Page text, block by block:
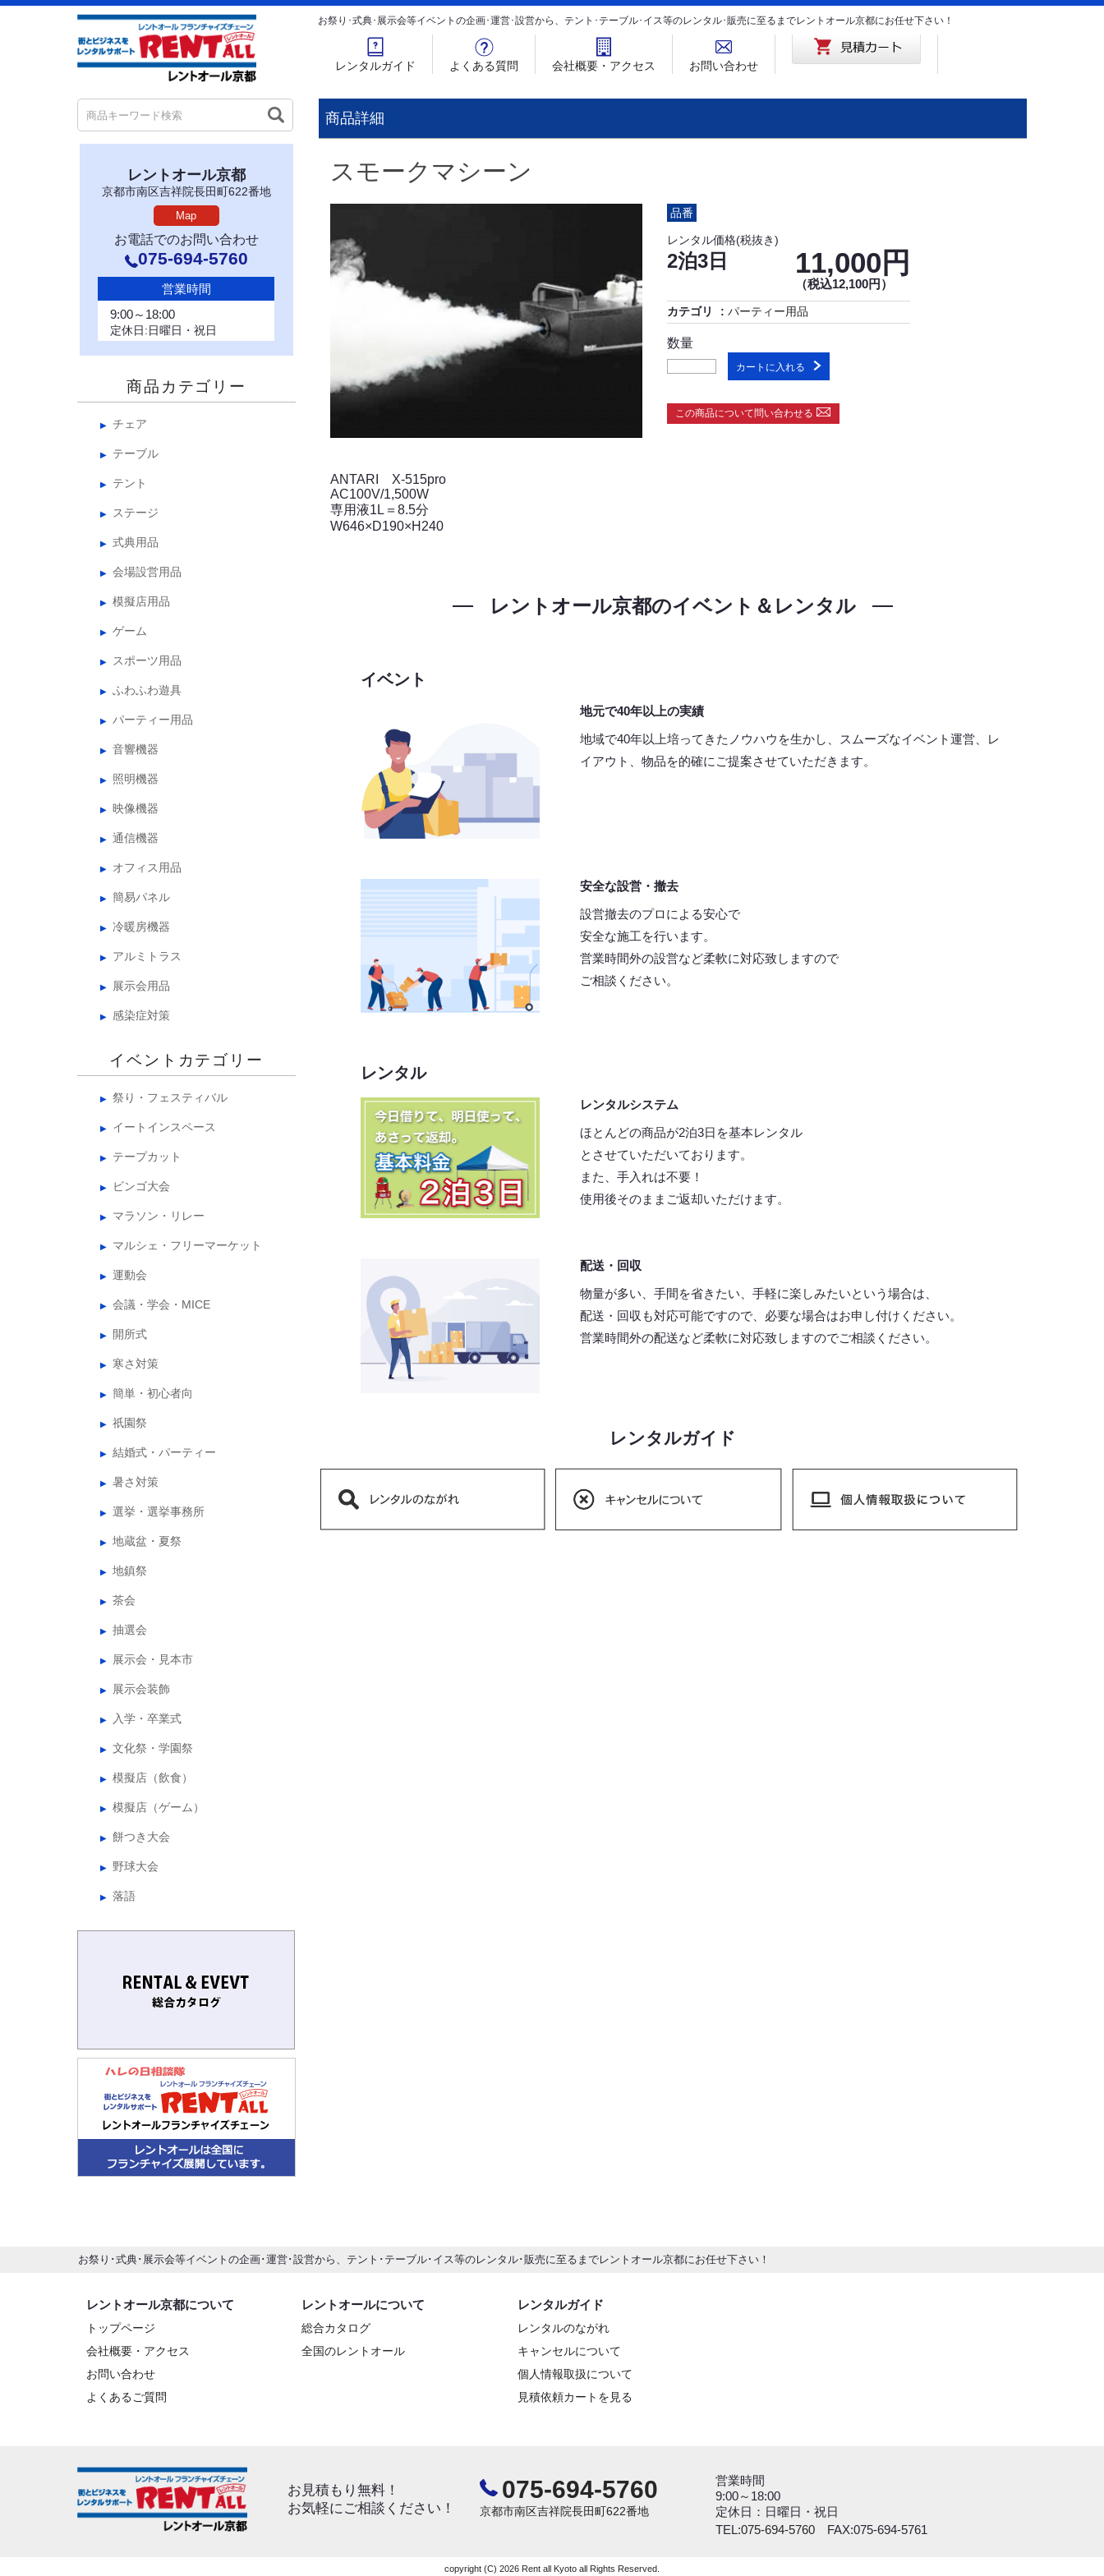
お祭り･式典･展示会等イベントの企画･運営･設営から、テント･テーブル･イス等のレンタル･販売に至るまでレントオール京都にお任せ下さい！
レンタルガイド よくある質問 会社概要・アクセス お問い合わせ
レントオール京都
京都市南区吉祥院長田町622番地
Map
お電話でのお問い合わせ
075-694-5760
営業時間
9:00～18:00
定休日:日曜日・祝日
商品カテゴリー
チェア
テーブル
テント
ステージ
式典用品
会場設営用品
模擬店用品
ゲーム
スポーツ用品
ふわふわ遊具
パーティー用品
音響機器
照明機器
映像機器
通信機器
オフィス用品
簡易パネル
冷暖房機器
アルミトラス
展示会用品
感染症対策
イベントカテゴリー
祭り・フェスティバル
イートインスペース
テープカット
ビンゴ大会
マラソン・リレー
マルシェ・フリーマーケット
運動会
会議・学会・MICE
開所式
寒さ対策
簡単・初心者向
祇園祭
結婚式・パーティー
暑さ対策
選挙・選挙事務所
地蔵盆・夏祭
地鎮祭
茶会
抽選会
展示会・見本市
展示会装飾
入学・卒業式
文化祭・学園祭
模擬店（飲食）
模擬店（ゲーム）
餅つき大会
野球大会
落語
商品詳細
スモークマシーン
品番
レンタル価格(税抜き)
2泊3日 11,000円
（税込12,100円）
カテゴリ パーティー用品
数量
カートに入れる
この商品について問い合わせる
ANTARI X-515pro
AC100V/1,500W
専用液1L＝8.5分
W646×D190×H240
レントオール京都のイベント＆レンタル
イベント
地元で40年以上の実績
地域で40年以上培ってきたノウハウを生かし、スムーズなイベント運営、レ
イアウト、物品を的確にご提案させていただきます。
安全な設営・撤去
設営撤去のプロによる安心で
安全な施工を行います。
営業時間外の設営など柔軟に対応致しますので
ご相談ください。
レンタル
レンタルシステム
ほとんどの商品が2泊3日を基本レンタル
とさせていただいております。
また、手入れは不要！
使用後そのままご返却いただけます。
配送・回収
物量が多い、手間を省きたい、手軽に楽しみたいという場合は、
配送・回収も対応可能ですので、必要な場合はお申し付けください。
営業時間外の配送など柔軟に対応致しますのでご相談ください。
レンタルガイド
お祭り･式典･展示会等イベントの企画･運営･設営から、テント･テーブル･イス等のレンタル･販売に至るまでレントオール京都にお任せ下さい！
レントオール京都について
トップページ
会社概要・アクセス
お問い合わせ
よくあるご質問
レントオールについて
総合カタログ
全国のレントオール
レンタルガイド
レンタルのながれ
キャンセルについて
個人情報取扱について
見積依頼カートを見る
お見積もり無料！
お気軽にご相談ください！
075-694-5760
京都市南区吉祥院長田町622番地
営業時間
9:00～18:00
定休日：日曜日・祝日
TEL:075-694-5760 FAX:075-694-5761
copyright (C) 2026 Rent all Kyoto all Rights Reserved.